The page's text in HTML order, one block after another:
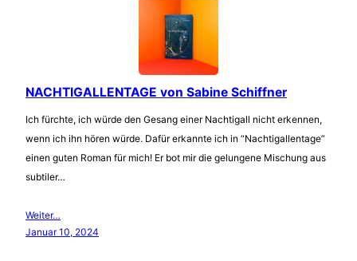
NACHTIGALLENTAGE von Sabine Schiffner
Ich fürchte, ich würde den Gesang einer Nachtigall nicht erkennen,
wenn ich ihn hören würde. Dafür erkannte ich in “Nachtigallentage”
einen guten Roman für mich! Er bot mir die gelungene Mischung aus
subtiler…
Weiter…
Januar 10, 2024